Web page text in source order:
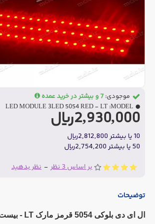
بر اساس 3 نظر - نظر بدهید
2,930,000ریال
10 یا بیشتر 2,812,800ریال
50 یا بیشتر 2,754,200ریال
موجودی: 7 و بیشتر در خرید عمده
MODEL:
LED MODULE 3LED 5054 RED - LT
توضیحات
ال ای دی بلوکی 5054 قرمز مارک LT - بیست عددی